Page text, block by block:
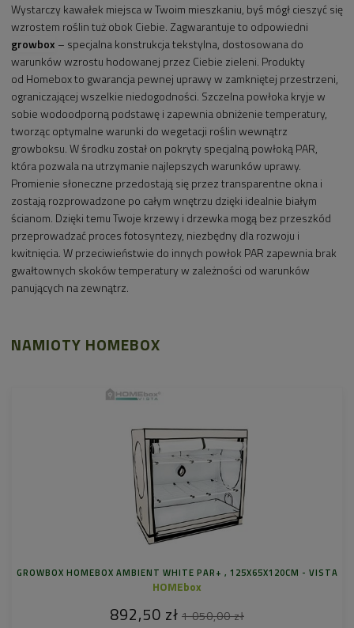
Wystarczy kawałek miejsca w Twoim mieszkaniu, byś mógł cieszyć się
wzrostem roślin tuż obok Ciebie. Zagwarantuje to odpowiedni
growbox – specjalna konstrukcja tekstylna, dostosowana do
warunków wzrostu hodowanej przez Ciebie zieleni. Produkty
od Homebox to gwarancja pewnej uprawy w zamkniętej przestrzeni,
ograniczającej wszelkie niedogodności. Szczelna powłoka kryje w
sobie wodoodporną podstawę i zapewnia obniżenie temperatury,
tworząc optymalne warunki do wegetacji roślin wewnątrz
growboksu. W środku został on pokryty specjalną powłoką PAR,
która pozwala na utrzymanie najlepszych warunków uprawy.
Promienie słoneczne przedostają się przez transparentne okna i
zostają rozprowadzone po całym wnętrzu dzięki idealnie białym
ścianom. Dzięki temu Twoje krzewy i drzewka mogą bez przeszkód
przeprowadzać proces fotosyntezy, niezbędny dla rozwoju i
kwitnięcia. W przeciwieństwie do innych powłok PAR zapewnia brak
gwałtownych skoków temperatury w zależności od warunków
panujących na zewnątrz.
NAMIOTY HOMEBOX
GROWBOX HOMEBOX AMBIENT WHITE PAR+ , 125X65X120CM - VISTA
HOMEbox
892,50 zł 1 050,00 zł